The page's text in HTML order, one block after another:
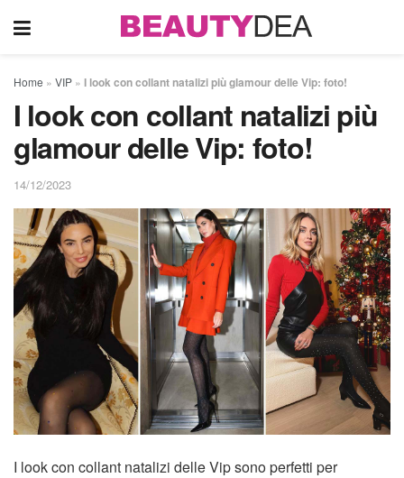
Home » VIP » I look con collant natalizi più glamour delle Vip: foto!
I look con collant natalizi più
glamour delle Vip: foto!
14/12/2023
I look con collant natalizi delle Vip sono perfetti per